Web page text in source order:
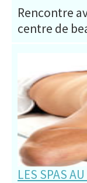
Rencontre
centre de
LES SPAS